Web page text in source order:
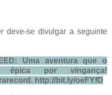
deve-se divulgar a seguinte
Uma aventura que o
épica por vingança!
http://bit.ly/oeFYfD